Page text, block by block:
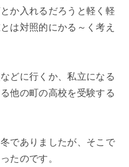
か入れるだろうと軽く軽
は対照的にかる～く考え
どに行くか、私立になる
他の町の高校を受験する
でありましたが、そこで
たのです。